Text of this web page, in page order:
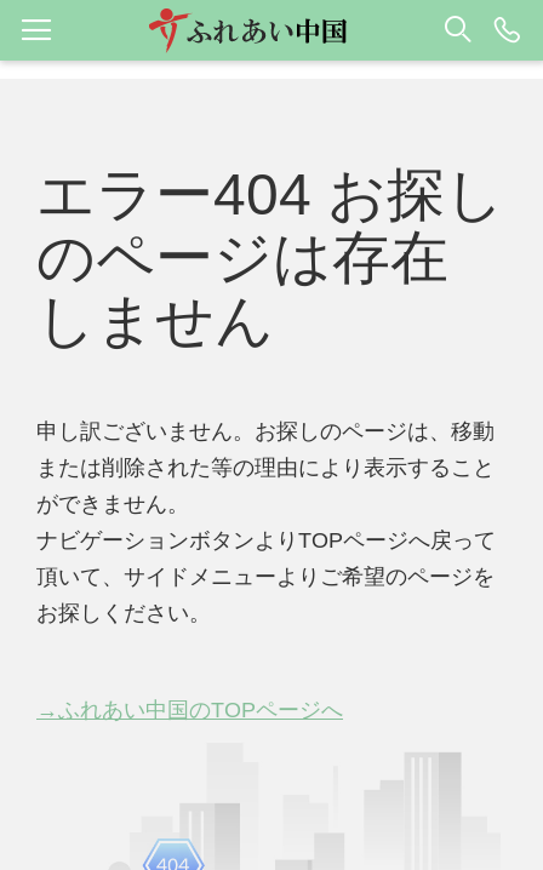
エラー404 お探し
のページは存在
しません
申し訳ございません。お探しのページは、移動
または削除された等の理由により表示すること
ができません。
ナビゲーションボタンよりTOPページへ戻って
頂いて、サイドメニューよりご希望のページを
お探しください。
→ふれあい中国のTOPページへ